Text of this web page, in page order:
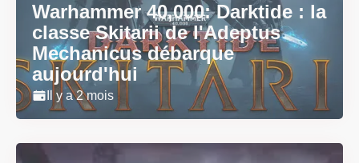
Warhammer 40,000: Darktide : la
classe Skitarii de l'Adeptus
Mechanicus débarque
aujourd'hui
Il y a 2 mois